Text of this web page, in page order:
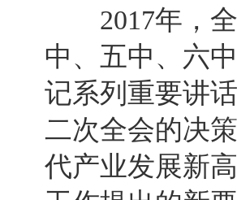
2017年，全
中、五中、六
记系列重要讲
二次全会的决
代产业发展新